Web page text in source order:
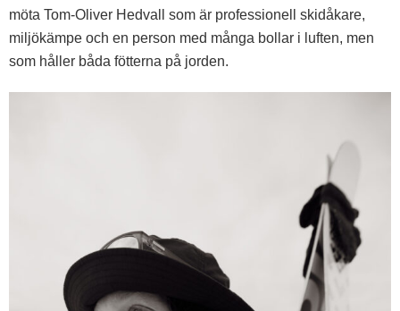
möta Tom-Oliver Hedvall som är professionell skidåkare,
miljökämpe och en person med många bollar i luften, men
som håller båda fötterna på jorden.